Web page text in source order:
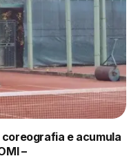
e acumula
–